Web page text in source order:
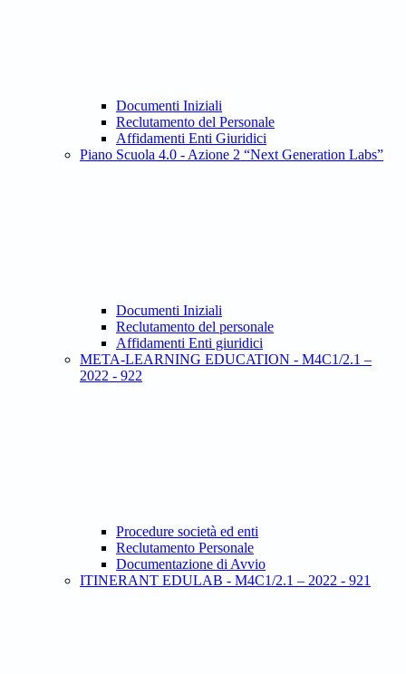
Documenti Iniziali
Reclutamento del Personale
Affidamenti Enti Giuridici
Piano Scuola 4.0 - Azione 2 “Next Generation Labs”
Documenti Iniziali
Reclutamento del personale
Affidamenti Enti giuridici
META-LEARNING EDUCATION - M4C1/2.1 –
2022 - 922
Procedure società ed enti
Reclutamento Personale
Documentazione di Avvio
ITINERANT EDULAB - M4C1/2.1 – 2022 - 921